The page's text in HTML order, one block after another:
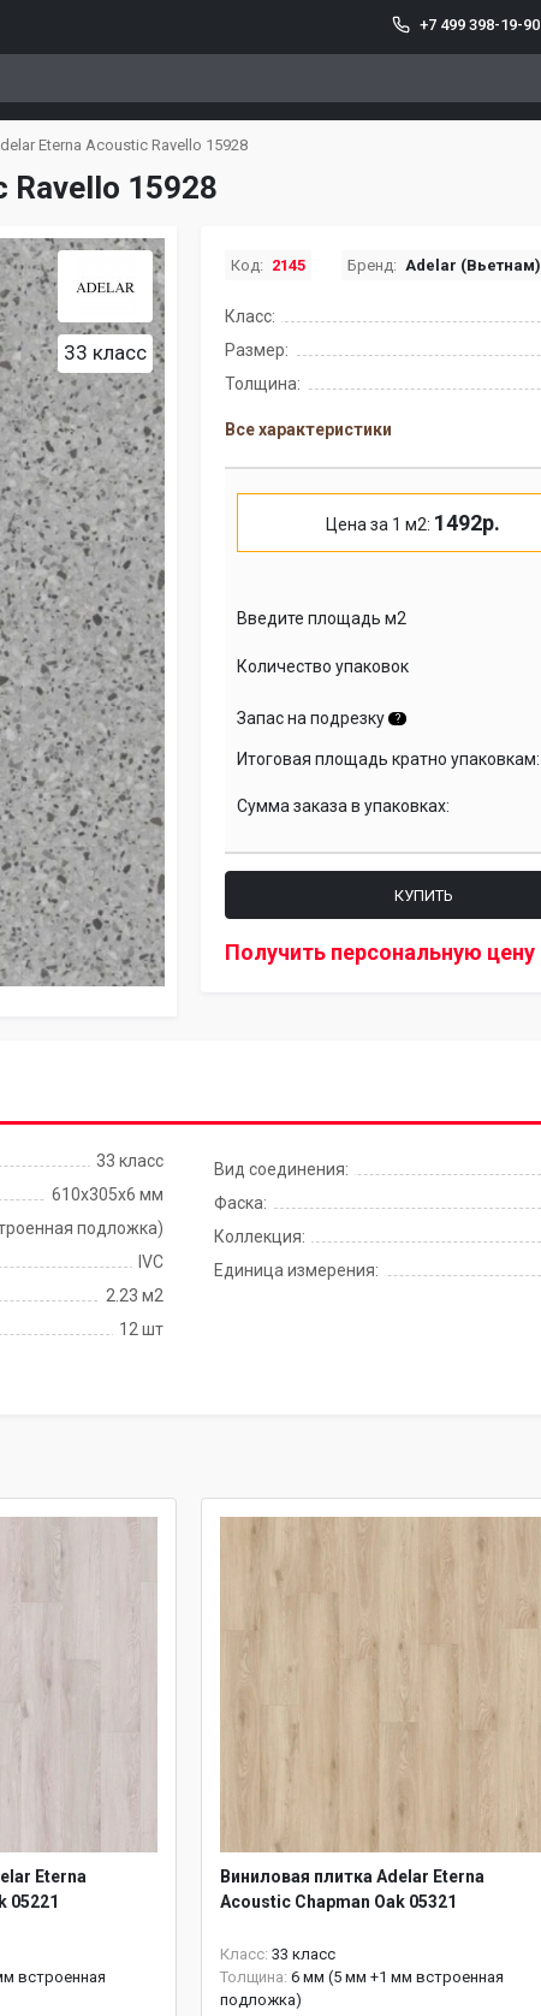
+7 499 398-19-90
Eterna Acoustic Ravello 15928
Ravello 15928
33 класс
Код: 2145 Бренд: Adelar (Вьетнам)
Класс:
Размер:
Толщина:
Все характеристики
Цена за 1 м2: 1492р.
Введите площадь м2
Количество упаковок
Запас на подрезку ?
Итоговая площадь кратно упаковкам:
Сумма заказа в упаковках:
КУПИТЬ
Получить персональную цену
33 класс
610x305x6 мм
+1 мм встроенная подложка)
IVC
2.23 м2
12 шт
Вид соединения:
Фаска:
Коллекция:
Единица измерения:
Eterna
05221
встроенная
Виниловая плитка Adelar Eterna
Acoustic Chapman Oak 05321
Класс: 33 класс
Толщина: 6 мм (5 мм +1 мм встроенная
подложка)